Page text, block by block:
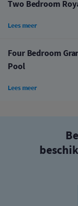
Two Bedroom
Lees meer
Four Bedroom
Pool
Lees meer